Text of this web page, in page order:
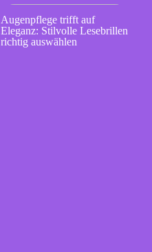
Augenpflege trifft auf
Eleganz: Stilvolle Lesebrillen
richtig auswählen